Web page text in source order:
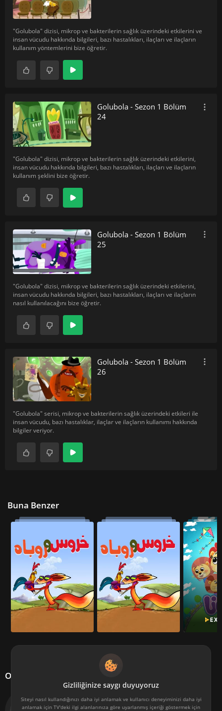
"Golubola" dizisi, mikrop ve bakterilerin sağlık üzerindeki etkilerini ve
insan vücudu hakkında bilgileri, bazı hastalıkları, ilaçları ve ilaçların
kullanım yöntemlerini bize öğretir.
Golubola - Sezon 1 Bölüm
24
"Golubola" dizisi, mikrop ve bakterilerin sağlık üzerindeki etkilerini,
insan vücudu hakkında bilgileri, bazı hastalıkları, ilaçları ve ilaçların
kullanım şeklini bize öğretir.
Golubola - Sezon 1 Bölüm
25
"Golubola" dizisi, mikrop ve bakterilerin sağlık üzerindeki etkilerini,
insan vücudu hakkında bilgileri, bazı hastalıkları, ilaçları ve ilaçların
nasıl kullanılacağını bize öğretir.
Golubola - Sezon 1 Bölüm
26
"Golubola" serisi, mikrop ve bakterilerin sağlık üzerindeki etkileri ile
insan vücudu, bazı hastalıklar, ilaçlar ve ilaçların kullanımı hakkında
bilgiler veriyor.
Buna Benzer
Oyuncu kadrosu
Gizliliğinize saygı duyuyoruz
Siteyi nasıl kullandığınızı daha iyi anlamak ve kullanıcı deneyiminizi daha iyi
anlamak için TV'deki ilgi alanlarınıza göre uyarlanmış içeriği göstermek için